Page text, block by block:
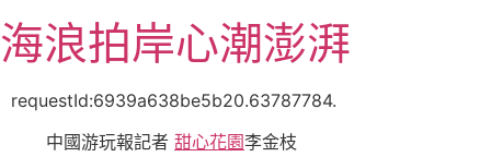
至
主海浪拍岸心潮澎湃
requestId:6939a638be5b20.63787784.
中國游玩報記者 甜心花園李金枝